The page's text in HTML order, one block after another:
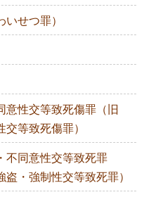
せつ罪）
意性交等致死傷罪（旧
等致死傷罪）
不同意性交等致死罪
・強制性交等致死罪）